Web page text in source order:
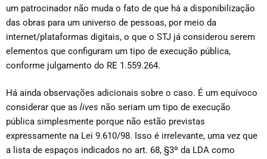
um patrocinador não muda o fato de que há a disponibilização
das obras para um universo de pessoas, por meio da
internet/plataformas digitais, o que o STJ já considerou serem
elementos que configuram um tipo de execução pública,
conforme julgamento do RE 1.559.264.
Há ainda observações adicionais sobre o caso. É um equívoco
considerar que as lives não seriam um tipo de execução
pública simplesmente porque não estão previstas
expressamente na Lei 9.610/98. Isso é irrelevante, uma vez que
a lista de espaços indicados no art. 68, §3º da LDA como